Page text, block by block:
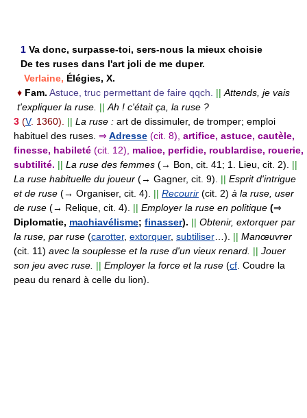
1 Va donc, surpasse-toi, sers-nous la mieux choisie
De tes ruses dans l'art joli de me duper.
Verlaine, Élégies, X.
♦ Fam. Astuce, truc permettant de faire qqch. || Attends, je vais
t'expliquer la ruse. || Ah ! c'était ça, la ruse ?
3 (V. 1360). || La ruse : art de dissimuler, de tromper; emploi
habituel des ruses. ⇒ Adresse (cit. 8), artifice, astuce, cautèle,
finesse, habileté (cit. 12),
malice, perfidie, roublardise, rouerie,
subtilité. || La ruse des femmes (→ Bon, cit. 41; 1. Lieu, cit. 2).
||
La ruse habituelle du joueur (→ Gagner, cit. 9). || Esprit d'intrigue
et de ruse (→ Organiser, cit. 4). || Recourir (cit. 2) à la ruse, user
de ruse (→ Relique, cit. 4). || Employer la ruse en politique (⇒
Diplomatie, machiavélisme; finasser). || Obtenir, extorquer par
la ruse, par ruse (carotter, extorquer, subtiliser …). || Manœuvrer
(cit. 11) avec la souplesse et la ruse d'un vieux renard. || Jouer
son jeu avec ruse. || Employer la force et la ruse (cf . Coudre la
peau du renard à celle du lion).